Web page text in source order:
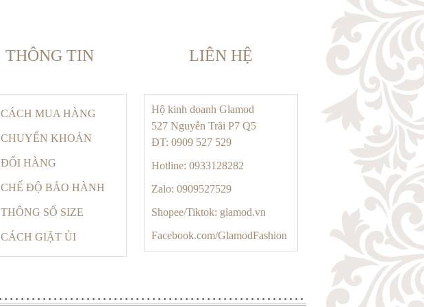
THÔNG TIN
CÁCH MUA HÀNG
CHUYỂN KHOẢN
ĐỔI HÀNG
CHẾ ĐỘ BẢO HÀNH
THÔNG SỐ SIZE
CÁCH GIẶT ỦI
LIÊN HỆ
Hộ kinh doanh Glamod
527 Nguyễn Trãi P7 Q5
ĐT: 0909 527 529
Hotline: 0933128282
Zalo: 0909527529
Shopee/Tiktok: glamod.vn
Facebook.com/GlamodFashion